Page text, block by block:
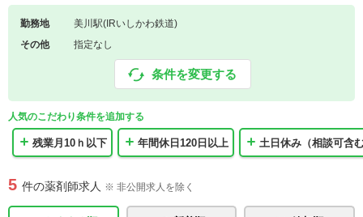
勤務地
美川駅(IRいしかわ鉄道)
その他
指定なし
条件を変更する
人気のこだわり条件を追加する
残業月10ｈ以下 年間休日120日以上 土日休み（相談可含
5 件の薬剤師求人 ※ 非公開求人を除く